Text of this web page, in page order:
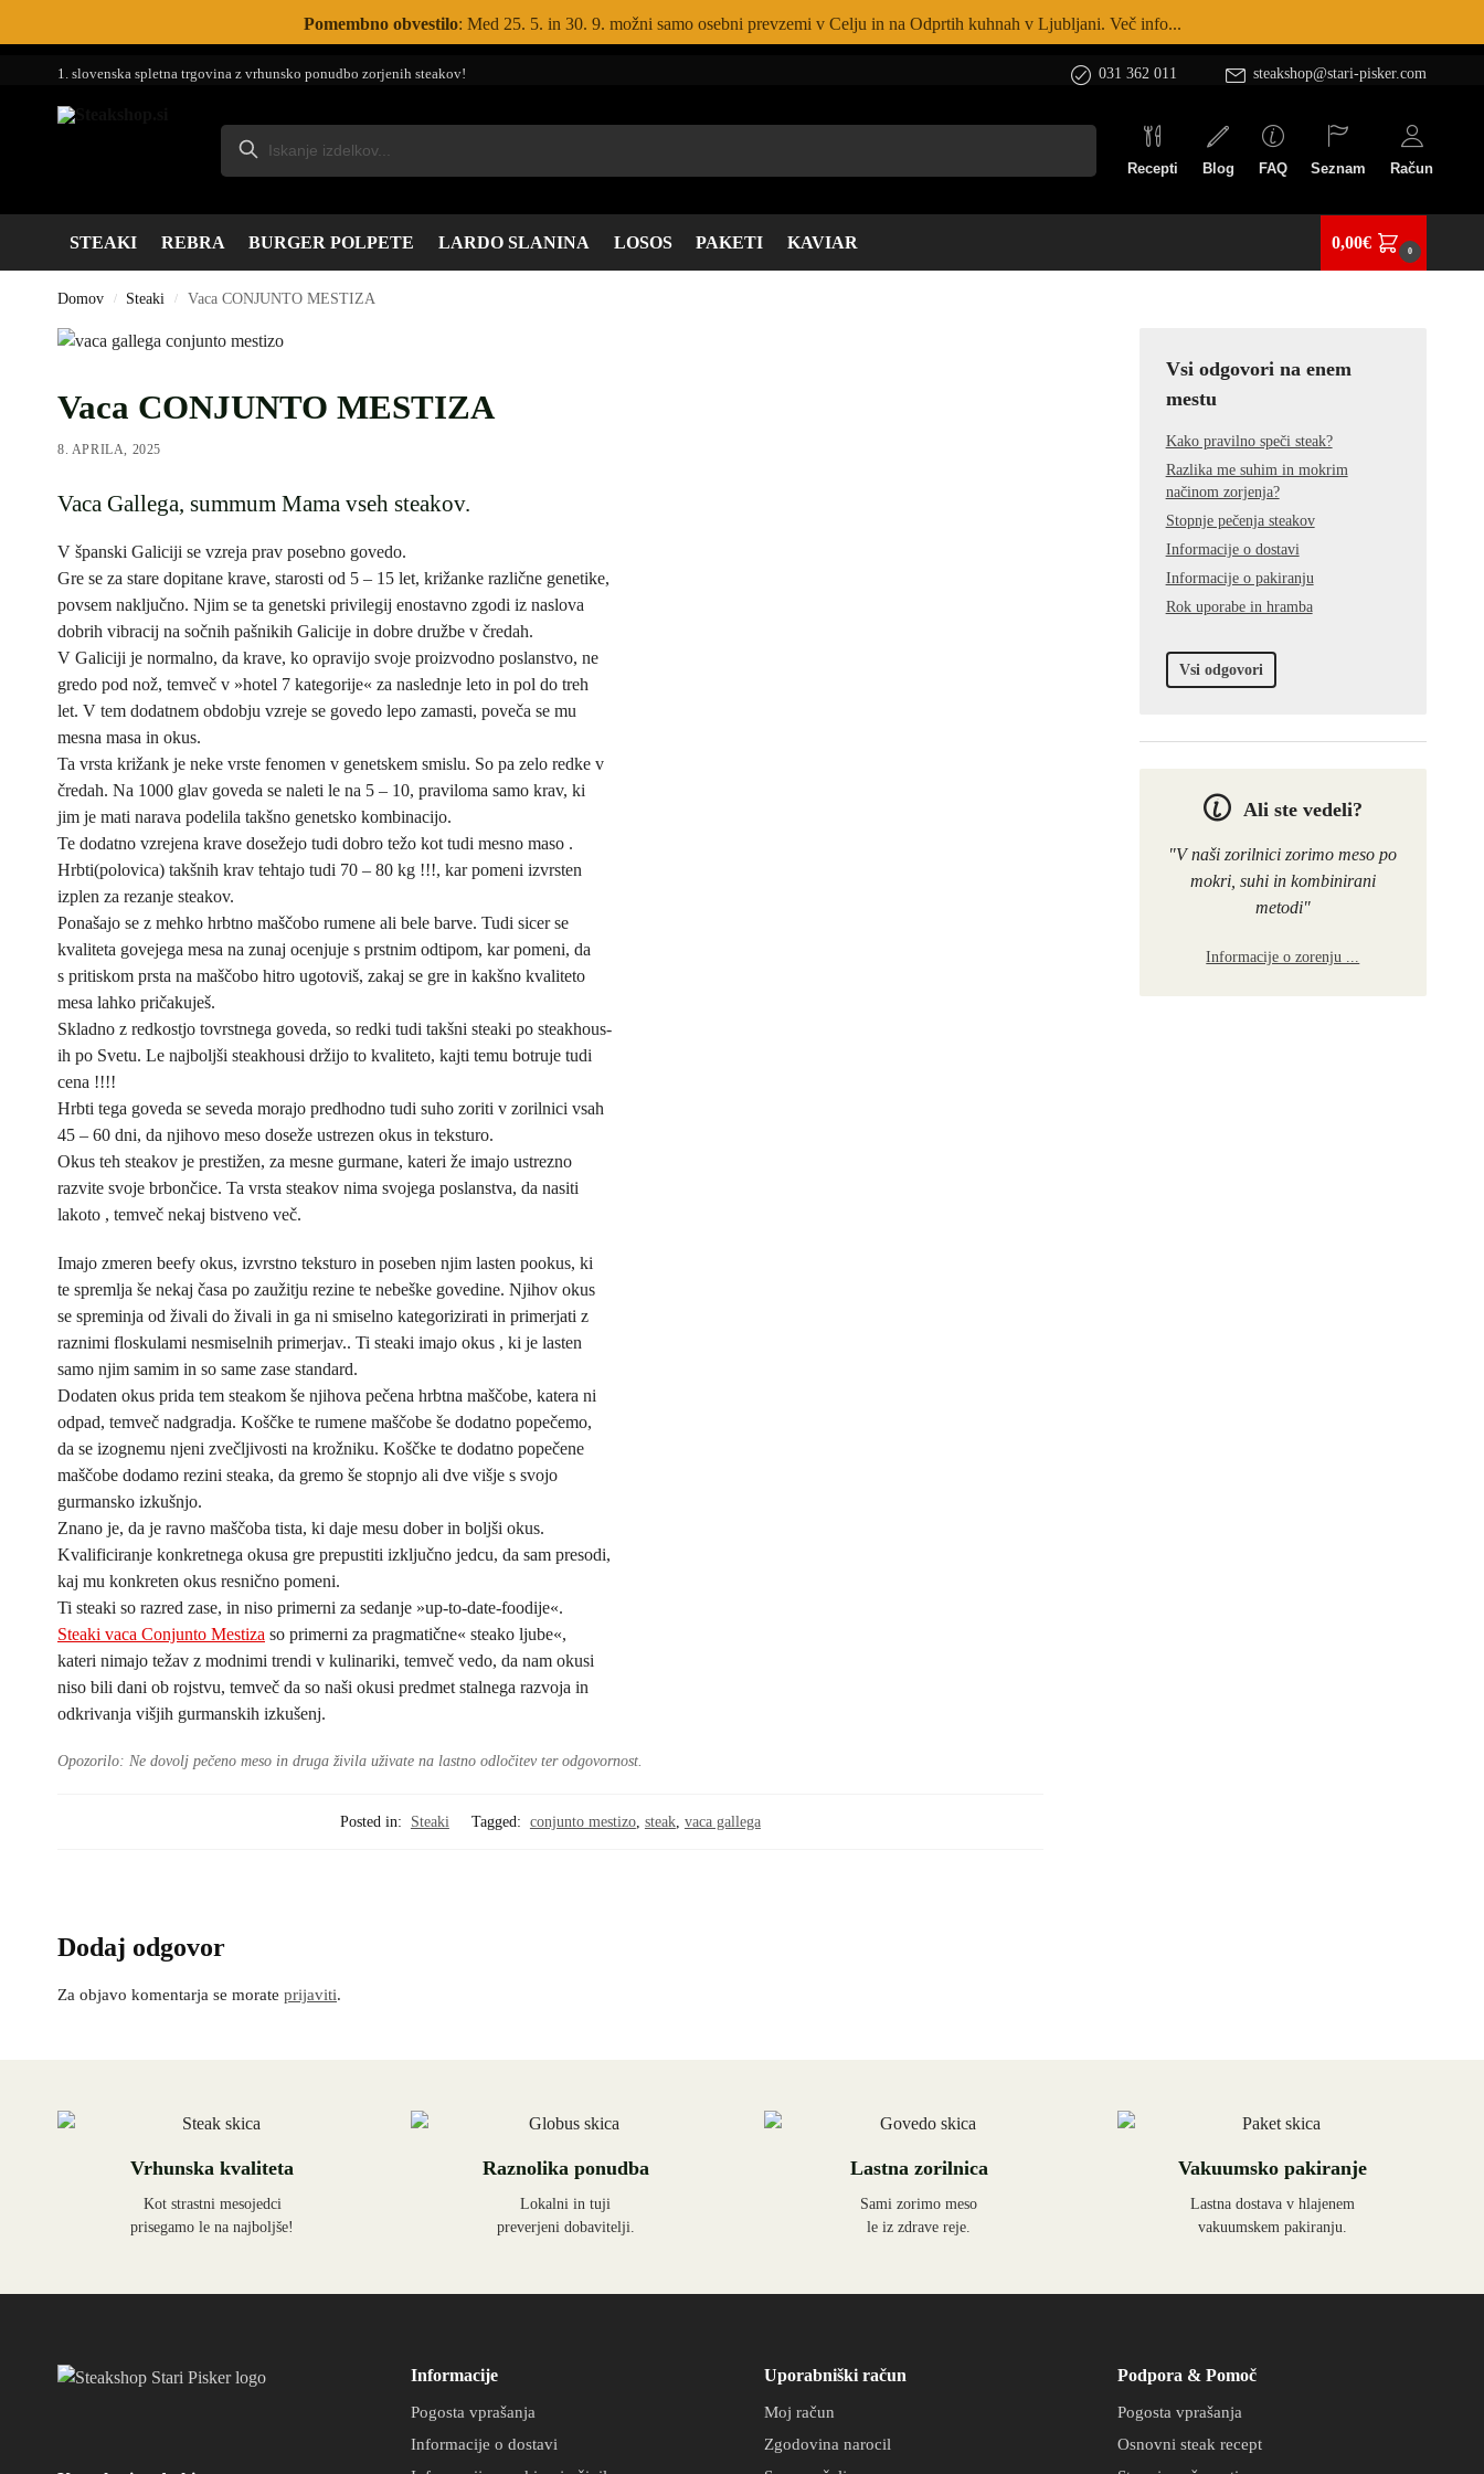
Pomembno obvestilo: Med 25. 5. in 30. 9. možni samo osebni prevzemi v Celju in na Odprtih kuhnah v Ljubljani. Več info...
1. slovenska spletna trgovina z vrhunsko ponudbo zorjenih steakov! 031 362 011 steakshop@stari-pisker.com
Recepti Blog FAQ Seznam Račun
STEAKI REBRA BURGER POLPETE LARDO SLANINA LOSOS PAKETI KAVIAR 0,00€ 0
Domov / Steaki / Vaca CONJUNTO MESTIZA
Vaca CONJUNTO MESTIZA
8. APRILA, 2025
Vaca Gallega, summum Mama vseh steakov.
V španski Galiciji se vzreja prav posebno govedo.
Gre se za stare dopitane krave, starosti od 5 – 15 let, križanke različne genetike,
povsem naključno. Njim se ta genetski privilegij enostavno zgodi iz naslova
dobrih vibracij na sočnih pašnikih Galicije in dobre družbe v čredah.
V Galiciji je normalno, da krave, ko opravijo svoje proizvodno poslanstvo, ne
gredo pod nož, temveč v »hotel 7 kategorije« za naslednje leto in pol do treh
let. V tem dodatnem obdobju vzreje se govedo lepo zamasti, poveča se mu
mesna masa in okus.
Ta vrsta križank je neke vrste fenomen v genetskem smislu. So pa zelo redke v
čredah. Na 1000 glav goveda se naleti le na 5 – 10, praviloma samo krav, ki
jim je mati narava podelila takšno genetsko kombinacijo.
Te dodatno vzrejena krave dosežejo tudi dobro težo kot tudi mesno maso .
Hrbti(polovica) takšnih krav tehtajo tudi 70 – 80 kg !!!, kar pomeni izvrsten
izplen za rezanje steakov.
Ponašajo se z mehko hrbtno maščobo rumene ali bele barve. Tudi sicer se
kvaliteta govejega mesa na zunaj ocenjuje s prstnim odtipom, kar pomeni, da
s pritiskom prsta na maščobo hitro ugotoviš, zakaj se gre in kakšno kvaliteto
mesa lahko pričakuješ.
Skladno z redkostjo tovrstnega goveda, so redki tudi takšni steaki po steakhous-
ih po Svetu. Le najboljši steakhousi držijo to kvaliteto, kajti temu botruje tudi
cena !!!!
Hrbti tega goveda se seveda morajo predhodno tudi suho zoriti v zorilnici vsah
45 – 60 dni, da njihovo meso doseže ustrezen okus in teksturo.
Okus teh steakov je prestižen, za mesne gurmane, kateri že imajo ustrezno
razvite svoje brbončice. Ta vrsta steakov nima svojega poslanstva, da nasiti
lakoto , temveč nekaj bistveno več.
Imajo zmeren beefy okus, izvrstno teksturo in poseben njim lasten pookus, ki
te spremlja še nekaj časa po zaužitju rezine te nebeške govedine. Njihov okus
se spreminja od živali do živali in ga ni smiselno kategorizirati in primerjati z
raznimi floskulami nesmiselnih primerjav.. Ti steaki imajo okus , ki je lasten
samo njim samim in so same zase standard.
Dodaten okus prida tem steakom še njihova pečena hrbtna maščobe, katera ni
odpad, temveč nadgradja. Koščke te rumene maščobe še dodatno popečemo,
da se izognemu njeni zvečljivosti na krožniku. Koščke te dodatno popečene
maščobe dodamo rezini steaka, da gremo še stopnjo ali dve višje s svojo
gurmansko izkušnjo.
Znano je, da je ravno maščoba tista, ki daje mesu dober in boljši okus.
Kvalificiranje konkretnega okusa gre prepustiti izključno jedcu, da sam presodi,
kaj mu konkreten okus resnično pomeni.
Ti steaki so razred zase, in niso primerni za sedanje »up-to-date-foodije«.
Steaki vaca Conjunto Mestiza so primerni za pragmatične« steako ljube«,
kateri nimajo težav z modnimi trendi v kulinariki, temveč vedo, da nam okusi
niso bili dani ob rojstvu, temveč da so naši okusi predmet stalnega razvoja in
odkrivanja višjih gurmanskih izkušenj.
Opozorilo: Ne dovolj pečeno meso in druga živila uživate na lastno odločitev ter odgovornost.
Posted in: Steaki Tagged: conjunto mestizo, steak, vaca gallega
Dodaj odgovor
Za objavo komentarja se morate prijaviti.
Vsi odgovori na enem
mestu
Kako pravilno speči steak?
Razlika me suhim in mokrim
načinom zorjenja?
Stopnje pečenja steakov
Informacije o dostavi
Informacije o pakiranju
Rok uporabe in hramba
Vsi odgovori
Ali ste vedeli?
"V naši zorilnici zorimo meso po
mokri, suhi in kombinirani
metodi"
Informacije o zorenju ...
Vrhunska kvaliteta
Kot strastni mesojedci
prisegamo le na najboljše!
Raznolika ponudba
Lokalni in tuji
preverjeni dobavitelji.
Lastna zorilnica
Sami zorimo meso
le iz zdrave reje.
Vakuumsko pakiranje
Lastna dostava v hlajenem
vakuumskem pakiranju.
Informacije
Pogosta vprašanja
Informacije o dostavi
Uporabniški račun
Moj račun
Zgodovina narocil
Podpora & Pomoč
Pogosta vprašanja
Osnovni steak recept